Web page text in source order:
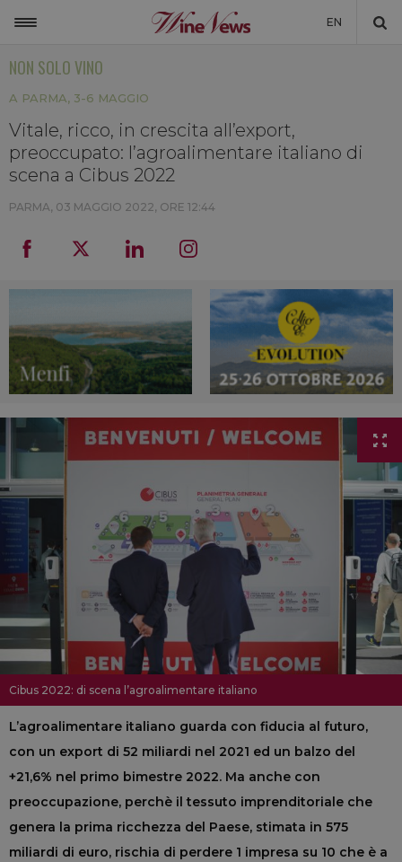
EN
NON SOLO VINO
NEWSLETTER
LA CANTINA DI WINENEWS
DICONO DI NOI
NON SOLO VINO
A PARMA, 3-6 MAGGIO
Vitale, ricco, in crescita all’export,
preoccupato: l’agroalimentare italiano di
scena a Cibus 2022
PARMA, 03 MAGGIO 2022, ORE 12:44
Cibus 2022: di scena l’agroalimentare italiano
L’agroalimentare italiano guarda con fiducia al futuro,
con un export di 52 miliardi nel 2021 ed un balzo del
+21,6% nel primo bimestre 2022. Ma anche con
preoccupazione, perchè il tessuto imprenditoriale che
genera la prima ricchezza del Paese, stimata in 575
miliardi di euro, rischia di perdere 1 impresa su 10 che è a